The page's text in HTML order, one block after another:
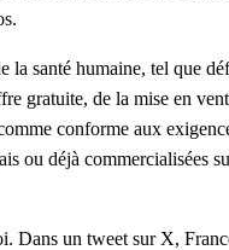
la santé humaine, tel que
gratuite, de la mise en
conforme aux
ou déjà commercialisées
Dans un tweet sur X,